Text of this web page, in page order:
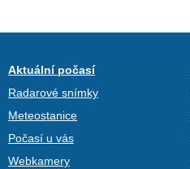
Aktuální počasí
Radarové snímky
Meteostanice
Počasí u vás
Webkamery